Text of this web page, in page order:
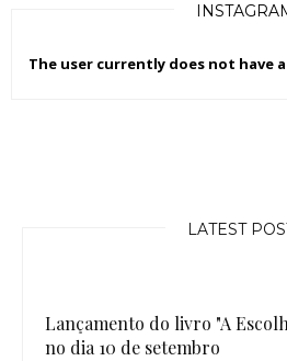
The user currently does not have
LATEST
Lançamento do livro "A
no dia 10 de setembro